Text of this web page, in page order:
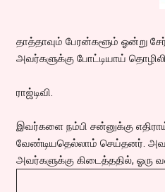
தாத்தாவும் பேரன்களூம் ஓன்று
அவர்களுக்கு போட்டியாய்
ராஜ்டிவி.
இவர்களை நம்பி சன்னுக்கு
வேண்டியதெல்லாம் செய்தனர்.
அவர்களுக்கு கிடைத்ததில்,